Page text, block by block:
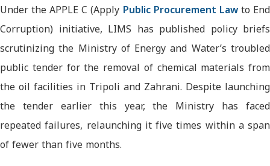
Under the APPLE C (Apply Public Procurement Lawto End
Corruption) initiative, LIMS has published policy briefs
scrutinizing the Ministry of Energy and Water’s troubled
public tender for the removal of chemical materials from
the oil facilities in Tripoli and Zahrani. Despite launching
the tender earlier this year, the Ministry has faced
repeated failures, relaunching it five times within a span
of fewer than five months.